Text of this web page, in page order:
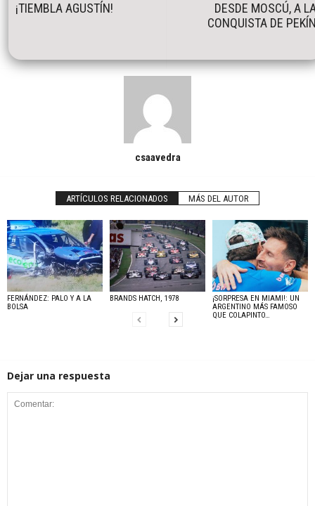
¡TIEMBLA AGUSTÍN!
DESDE MOSCÚ, A
CONQUISTA DE
csaavedra
ARTÍCULOS RELACIONADOS MÁS DEL AUTOR
FERNÁNDEZ: PALO Y A LA
BOLSA
BRANDS HATCH, 1978
¡SORPRESA EN MIAMI!: UN
ARGENTINO MÁS FAMOSO
QUE COLAPINTO…
Dejar una respuesta